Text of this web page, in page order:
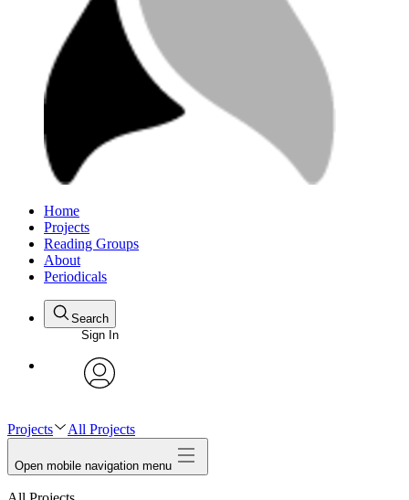
Home
Projects
Reading Groups
About
Periodicals
Search
Sign In
Projects All Projects
Open mobile navigation menu